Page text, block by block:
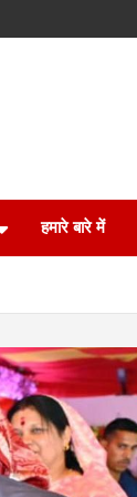
हमारे बारे में